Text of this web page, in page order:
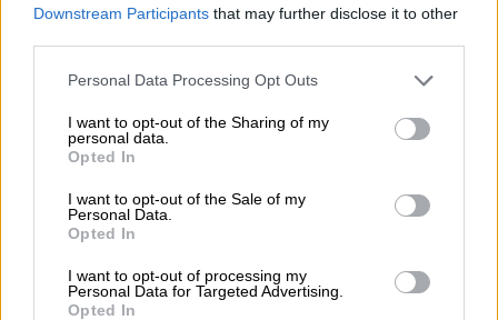
Downstream Participants that may further disclose it to other
Personal Data Processing Opt Outs
I want to opt-out of the Sharing of my
personal data.
Opted In
I want to opt-out of the Sale of my
Personal Data.
Opted In
I want to opt-out of processing my
Personal Data for Targeted Advertising.
Opted In
siamo
Contatti
Privacy
L’arte, ragazzi miei, sta nell’essere se
stessi fino in fondo.
pezzi.(Shane Koyczan)
Ogni artista è stato prima un principiante.
(Ralph Waldo Emerson)
Ama l’arte. Fra tutte le menzogne è ancora